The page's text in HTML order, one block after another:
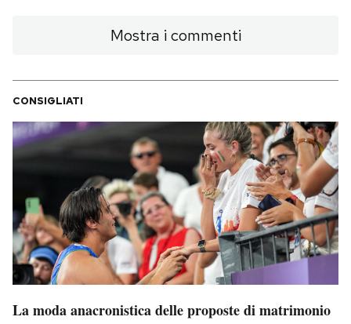
NEWSLETTER
I MIEI PREFERITI
CALENDARIO
AREA PERSONALE
Mostra i commenti
CONSIGLIATI
La moda anacronistica delle proposte di matrimonio